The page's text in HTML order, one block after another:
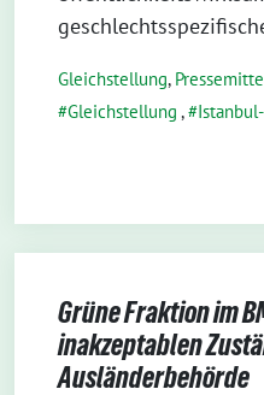
Gleichstellung,
Gleichstellung ,
Grüne Fraktion im
inakzeptablen
Ausländerbehörde